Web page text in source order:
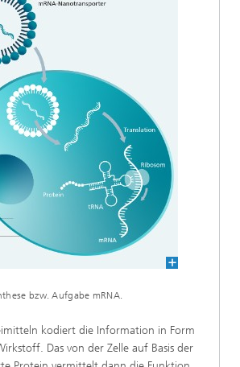
bzw. Aufgabe mRNA.
kodiert die Information in Form
Das von der Zelle auf Basis der